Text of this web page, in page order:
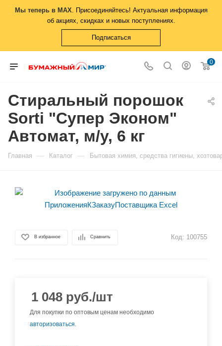
Мы теперь в MAX. Присоединяйтесь! Актуальная информация
об акциях, скидках и новых поступлениях.
Подписаться
0
Стиральный порошок
Sorti "Супер Эконом"
Автомат, м/у, 6 кг
Главная — Каталог — Бытовая химия, средства гигиены,
В избранное Сравнить Код: 100755
1 048 руб./шт
Для покупки по оптовым ценам необходимо
авторизоваться.